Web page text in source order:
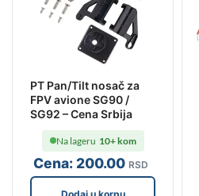
PT Pan/Tilt nosač za
FPV avione SG90 /
SG92 – Cena Srbija
Cena: 200.00 RSD
Na lageru 10+ kom